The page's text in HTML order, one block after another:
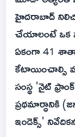
హైదరాబాద్
చేయాలంటే ఒక
ఏకంగా 41
కేటాయించాల్సి
సంస్థ 'నైట్
ప్రథమార్ధానికి
ఇండెక్స్'